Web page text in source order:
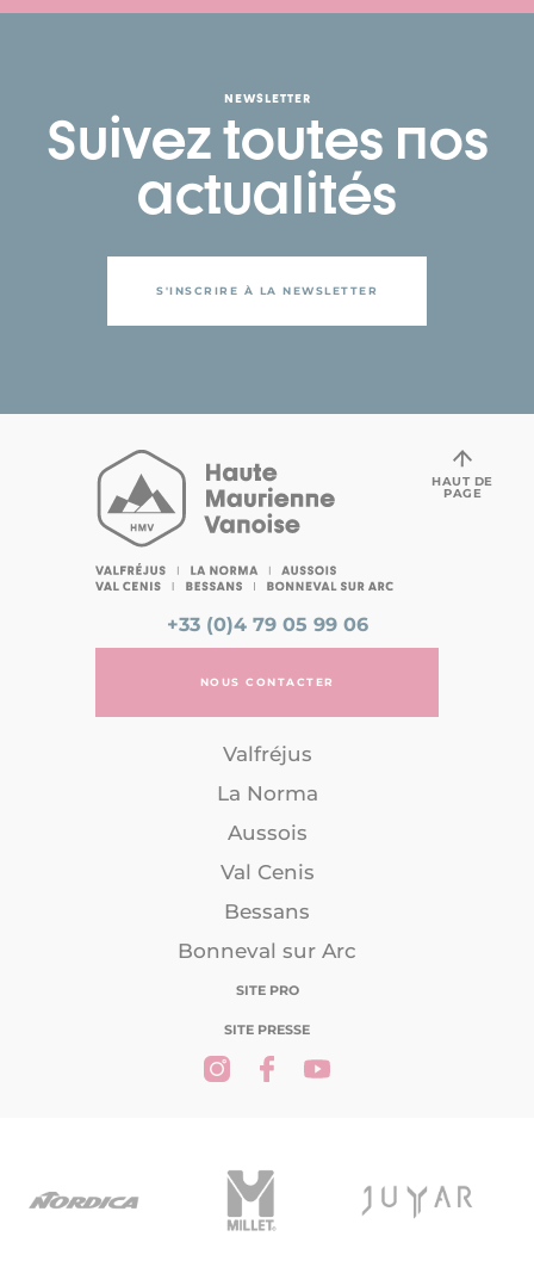
NEWSLETTER
Suivez toutes nos
actualités
S'INSCRIRE À LA NEWSLETTER
+33 (0)4 79 05 99 06
NOUS CONTACTER
Valfréjus
La Norma
Aussois
Val Cenis
Bessans
Bonneval sur Arc
SITE PRO
SITE PRESSE
HAUT DE
PAGE